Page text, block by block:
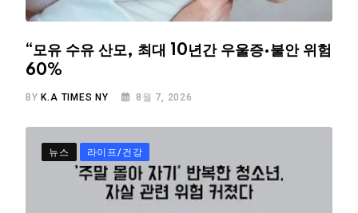
“모유 수유 산모, 최대 10년간 우울증·불안 위험
60%
BY K.A TIMES NY 8월 7, 2026
뉴스 라이프/건강